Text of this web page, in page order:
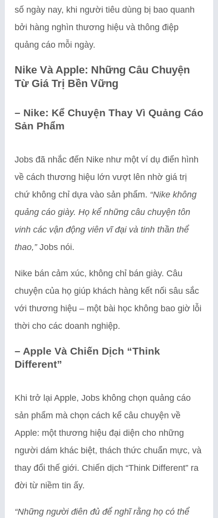
số ngày nay, khi người tiêu dùng bị bao quanh
bởi hàng nghìn thương hiệu và thông điệp
quảng cáo mỗi ngày.
Nike Và Apple: Những Câu Chuyện
Từ Giá Trị Bền Vững
– Nike: Kể Chuyện Thay Vì Quảng Cáo
Sản Phẩm
Jobs đã nhắc đến Nike như một ví dụ điển hình
về cách thương hiệu lớn vượt lên nhờ giá trị
chứ không chỉ dựa vào sản phẩm. “Nike không
quảng cáo giày. Họ kể những câu chuyện tôn
vinh các vận động viên vĩ đại và tinh thần thể
thao,”Jobs nói.
Nike bán cảm xúc, không chỉ bán giày. Câu
chuyện của họ giúp khách hàng kết nối sâu sắc
với thương hiệu – một bài học không bao giờ lỗi
thời cho các doanh nghiệp.
– Apple Và Chiến Dịch “Think
Different”
Khi trở lại Apple, Jobs không chọn quảng cáo
sản phẩm mà chọn cách kể câu chuyện về
Apple: một thương hiệu đại diện cho những
người dám khác biệt, thách thức chuẩn mực, và
thay đổi thế giới. Chiến dịch “Think Different” ra
đời từ niềm tin ấy.
“Những người điên đủ để nghĩ rằng họ có thể